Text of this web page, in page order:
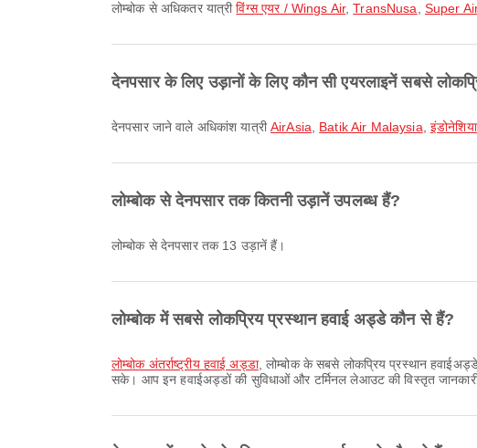
लोम्बोक से अधिकतर यात्रीविंग्स एयर / Wings Air,TransNusa Super
देनपसार के लिए उड़ानों के लिए कौन सी एयरलाइनें सबसे
देनपसार जाने वाले अधिकांश यात्रीAirAsia Batik Air Malaysia ,
लोम्बोक से देनपसार तक कितनी उड़ानें उपलब्ध हैं?
लोम्बोक से देनपसार तक 13 उड़ानें हैं।
लोम्बोक में सबसे लोकप्रिय प्रस्थान हवाई अड्डे कौन से हैं?
लोम्बोक अंतर्राष्ट्रीय हवाई अड्डा, लोम्बोक के सबसे लोकप्रिय प्रस्थान
सके। आप इन हवाईअड्डों की सुविधाओं और टर्मिनल लेआउट की विस्तृत